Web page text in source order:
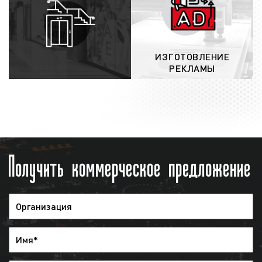
Ростове-на-Дону обширна. Телевидение смотрят:
мужчины и женщины;
работающие и самозанятые;
люди разных возрастов, вкусов и убеждений;
занимающиеся спортом, ведущие активный
все. Реклама на телевидении ориентирована на
самый широкий круг людей. Вместе с тем,
телеканалы представляют разный контент,
ориентированный на различную публику.
Следовательно, рекламодателю необходимо знать
целевую аудиторию телеканала, чтобы разместить
рекламу с наибольшой эффективностью. В
ИЗГОТОВЛЕНИЕ
РЕКЛАМЫ
Получить коммерческое предложение